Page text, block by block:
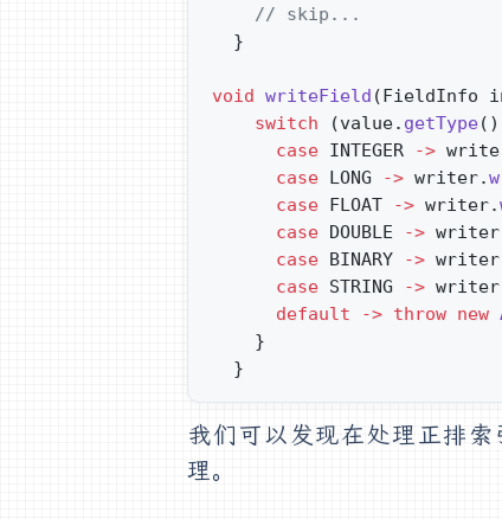
    // skip...
  }
void writeField (FieldInfo
    switch
(value. getType
      case
INTEGER ->
      case
LONG -> writer.
      case
FLOAT -> writer.
      case
DOUBLE ->
      case
BINARY ->
      case
STRING ->
      default
-> throw new
    }
  }
我们可以发现在处理正排
理。